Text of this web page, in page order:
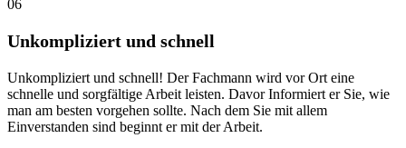
06
Unkompliziert und schnell
Unkompliziert und schnell! Der Fachmann wird vor Ort eine
schnelle und sorgfältige Arbeit leisten. Davor Informiert er Sie, wie
man am besten vorgehen sollte. Nach dem Sie mit allem
Einverstanden sind beginnt er mit der Arbeit.